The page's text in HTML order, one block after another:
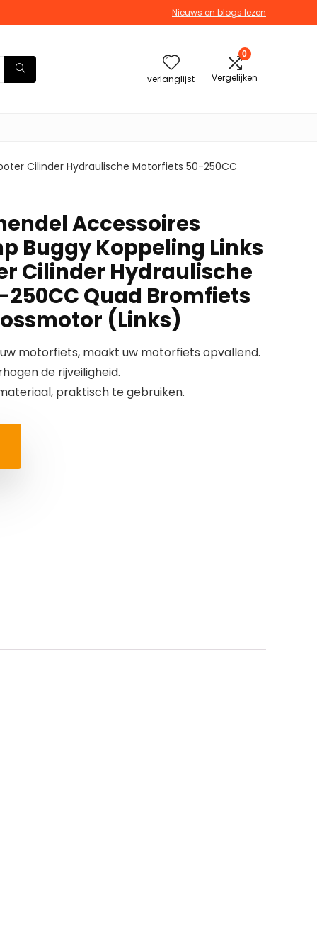
Nieuws en blogs lezen
verlanglijst
0
Vergelijken
Cilinder Hydraulische Motorfiets 50-250CC
Accessoires
Buggy Koppeling Links
Cilinder Hydraulische
Quad Bromfiets
(Links)
motorfiets, maakt uw motorfiets opvallend.
de rijveiligheid.
praktisch te gebruiken.